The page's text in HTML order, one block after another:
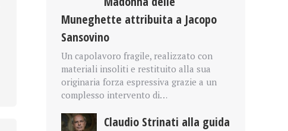
Muneghette attribuita a Jacopo
Sansovino
Un capolavoro fragile, realizzato con
materiali insoliti e restituito alla sua
originaria forza espressiva grazie a un
complesso intervento di…
Claudio Strinati alla guida